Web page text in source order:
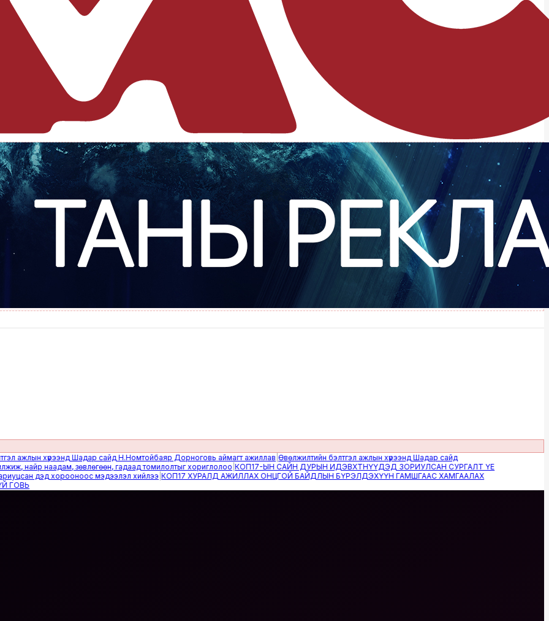
хүрээнд Шадар сайд Н.Номтойбаяр Дорноговь аймагт ажиллав|Өвөлжилтийн бэлтгэл ажлын хүрээнд Шадар сайд
наадам, зөвлөгөөн, гадаад томилолтыг хориглолоо|КОП17-ЫН САЙН ДУРЫН ИДЭВХТНҮҮДЭД ЗОРИУЛСАН СУРГАЛТ ҮЕ
дэд хорооноос мэдээлэл хийлээ|КОП17 ХУРАЛД АЖИЛЛАХ ОНЦГОЙ БАЙДЛЫН БҮРЭЛДЭХҮҮН ГАМШГААС ХАМГААЛАХ